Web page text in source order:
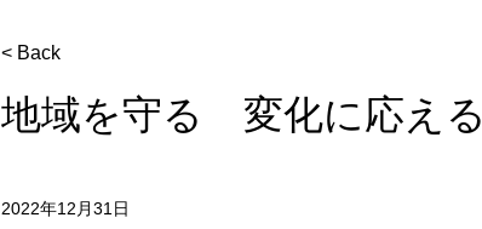
< Back
地域を守る 変化に応える
2022年12月31日